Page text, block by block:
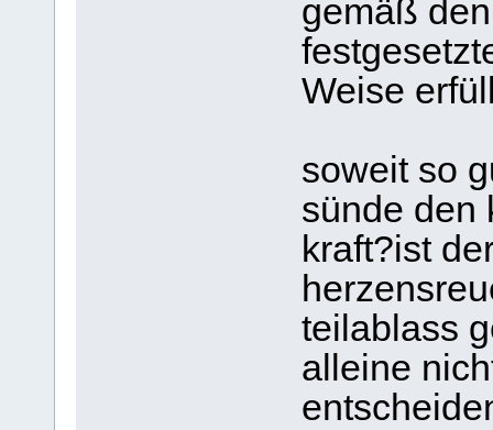
gemäß
Weise
soweit so
sünde den
kraft?ist
teilablass
alleine